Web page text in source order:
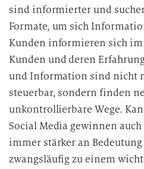
sind informierter und
Formate, um sich
Kunden informieren sich im
Kunden und deren
und Information sind nicht
steuerbar, sondern finden
unkontrollierbare Wege.
Social Media gewinnen
immer stärker an
zwangsläufig zu einem